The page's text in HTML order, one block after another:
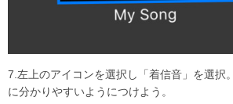
7.左上のアイコンを選択し「着信音」を選択
に分かりやすいようにつけよう。